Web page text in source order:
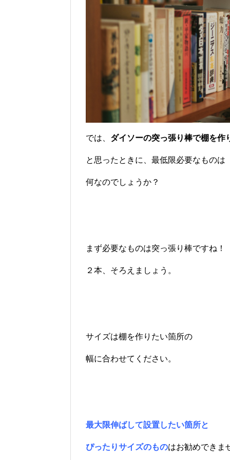
では、 ダイソーの突っ張り棒で棚を作
と思ったときに、最低限必要なものは
何なのでしょうか？
まず必要なものは突っ張り棒ですね！
２本、そろえましょう。
サイズは棚を作りたい箇所の
幅に合わせてください。
最大限伸ばして設置したい箇所と
ぴったりサイズのものはお勧めできま